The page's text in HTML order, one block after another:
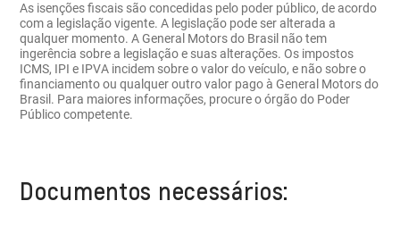
As isenções fiscais são concedidas pelo poder público, de acordo
com a legislação vigente. A legislação pode ser alterada a
qualquer momento. A General Motors do Brasil não tem
ingerência sobre a legislação e suas alterações. Os impostos
ICMS, IPI e IPVA incidem sobre o valor do veículo, e não sobre o
financiamento ou qualquer outro valor pago à General Motors do
Brasil. Para maiores informações, procure o órgão do Poder
Público competente.
Documentos necessários: